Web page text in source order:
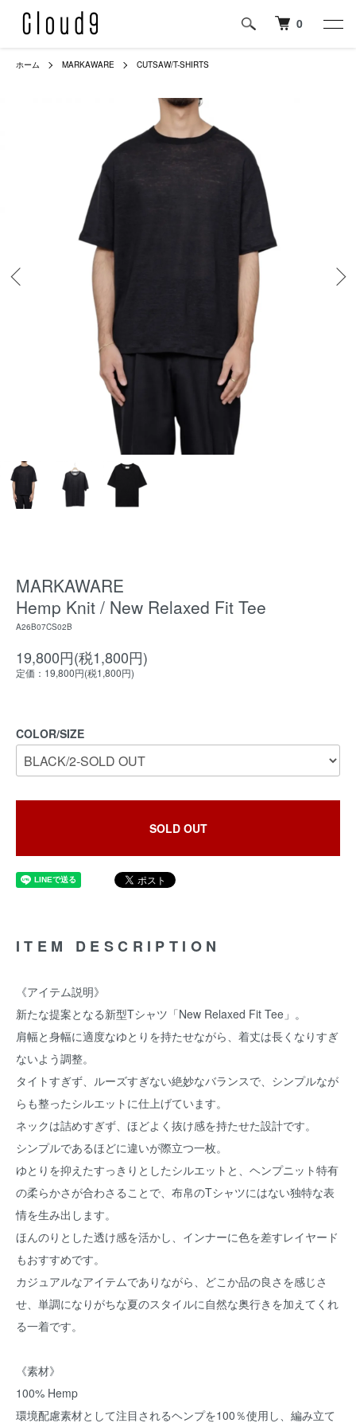
0
ホーム MARKAWARE CUTSAW/T-SHIRTS
MARKAWARE
Hemp Knit / New Relaxed Fit Tee
A26B07CS02B
19,800円(税1,800円)
定価：19,800円(税1,800円)
COLOR/SIZE
SOLD OUT
ITEM DESCRIPTION
《アイテム説明》
新たな提案となる新型Tシャツ「New Relaxed Fit Tee」。
肩幅と身幅に適度なゆとりを持たせながら、着丈は長くなりすぎ
ないよう調整。
タイトすぎず、ルーズすぎない絶妙なバランスで、シンプルなが
らも整ったシルエットに仕上げています。
ネックは詰めすぎず、ほどよく抜け感を持たせた設計です。
シンプルであるほどに違いが際立つ一枚。
ゆとりを抑えたすっきりとしたシルエットと、ヘンプニット特有
の柔らかさが合わさることで、布帛のTシャツにはない独特な表
情を生み出します。
ほんのりとした透け感を活かし、インナーに色を差すレイヤード
もおすすめです。
カジュアルなアイテムでありながら、どこか品の良さを感じさ
せ、単調になりがちな夏のスタイルに自然な奥行きを加えてくれ
る一着です。
《素材》
100% Hemp
環境配慮素材として注目されるヘンプを100％使用し、編み立て